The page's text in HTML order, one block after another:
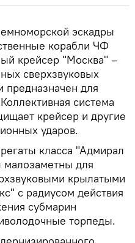
эскадры
корабли ЧФ
крейсер "Москва" –
сверхзвуковых
предназначен для
система
крейсер и другие
ударов.
класса "Адмирал
малозаметны для
крылатыми
с радиусом действия
субмарин
торпеды.